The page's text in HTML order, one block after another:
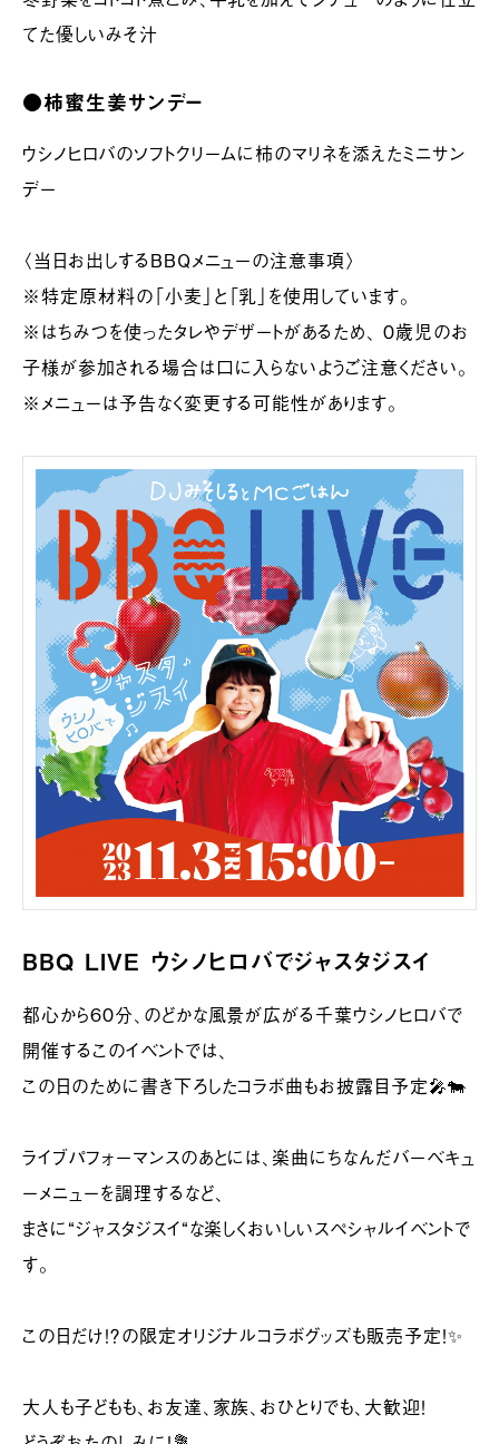
てた優しいみそ汁
●柿蜜生姜サンデー
ウシノヒロバのソフトクリームに柿のマリネを添えたミニサン
デー
〈当日お出しするBBQメニューの注意事項〉
※特定原材料の「小麦」と「乳」を使用しています。
※はちみつを使ったタレやデザートがあるため、 ０歳児のお
子様が参加される場合は口に入らないようご注意ください。
※メニューは予告なく変更する可能性があります。
BBQ LIVE ウシノヒロバでジャスタジスイ
都心から60分、のどかな風景が広がる千葉ウシノヒロバで
開催するこのイベントでは、
この日のために書き下ろしたコラボ曲もお披露目予定🎤🐄
ライブパフォーマンスのあとには、楽曲にちなんだバーベキュ
ーメニューを調理するなど、
まさに“ジャスタジスイ“な楽しくおいしいスペシャルイベントで
す。
この日だけ！？の限定オリジナルコラボグッズも販売予定！✨
大人も子どもも、お友達、家族、おひとりでも、大歓迎！